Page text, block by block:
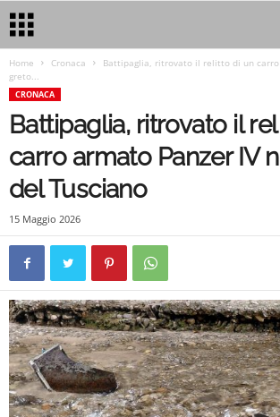
Home Cronaca
Battipaglia, ritrovato il relitto di un carro
greto...
CRONACA
Battipaglia, ritrovato il
carro armato Panzer IV
del Tusciano
15 Maggio 2026